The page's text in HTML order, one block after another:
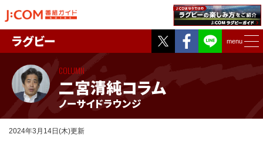
Twitter
Facebook
menu
ラグビー
二宮清純コラム
ノーサイドラウンジ
COLUMN
2024年3月14日(木)更新